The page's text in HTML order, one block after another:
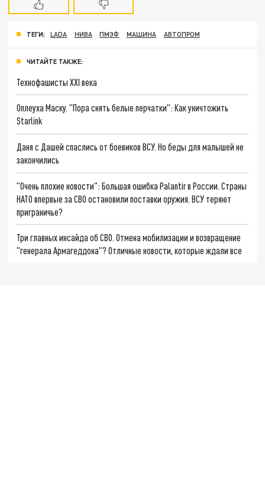
ТЕГИ: LADA НИВА ПМЭФ МАШИНА АВТОПРОМ
ЧИТАЙТЕ ТАКЖЕ:
Технофашисты XXI века
Оплеуха Маску. "Пора снять белые перчатки": Как уничтожить
Starlink
Даня с Дашей спаслись от боевиков ВСУ. Но беды для малышей не
закончились
"Очень плохие новости": Большая ошибка Palantir в России. Страны
НАТО впервые за СВО остановили поставки оружия. ВСУ теряют
приграничье?
Три главных инсайда об СВО. Отмена мобилизации и возвращение
"генерала Армагеддона"? Отличные новости, которые ждали все